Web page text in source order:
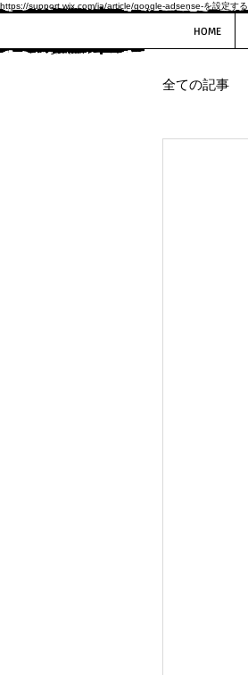
https://support.wix.com/ja/article/google-adsense-を設定する
HOME
全ての記事